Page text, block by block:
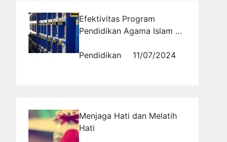
Efektivitas Program
Pendidikan Agama Islam di
Masoem
Pendidikan 11/07/2024
Menjaga Hati dan Melatih
Hati